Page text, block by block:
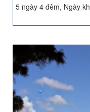
5 ngày 4 đêm, Ngày